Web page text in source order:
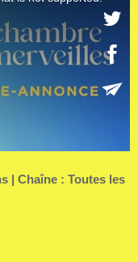
| Chaîne : Toutes les